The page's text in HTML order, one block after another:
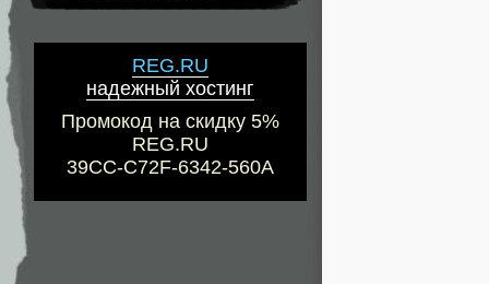
REG.RU
надежный хостинг
Промокод на скидку 5%
REG.RU
39CC-C72F-6342-560A